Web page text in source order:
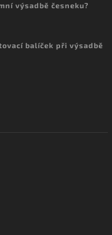
výsadbě česneku?
balíček při výsadbě